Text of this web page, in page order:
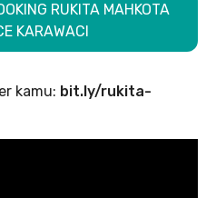
RUKITA MAHKOTA
KARAWACI
kamu: bit.ly/rukita-